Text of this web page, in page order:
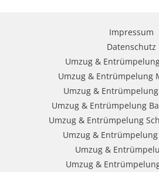
Impressum
Datenschutz
Umzug &
Umzug & Entrümpelung
Umzug &
Umzug & Entrümpelung
Umzug & Entrümpelung
Umzug &
Umzug &
Umzug &